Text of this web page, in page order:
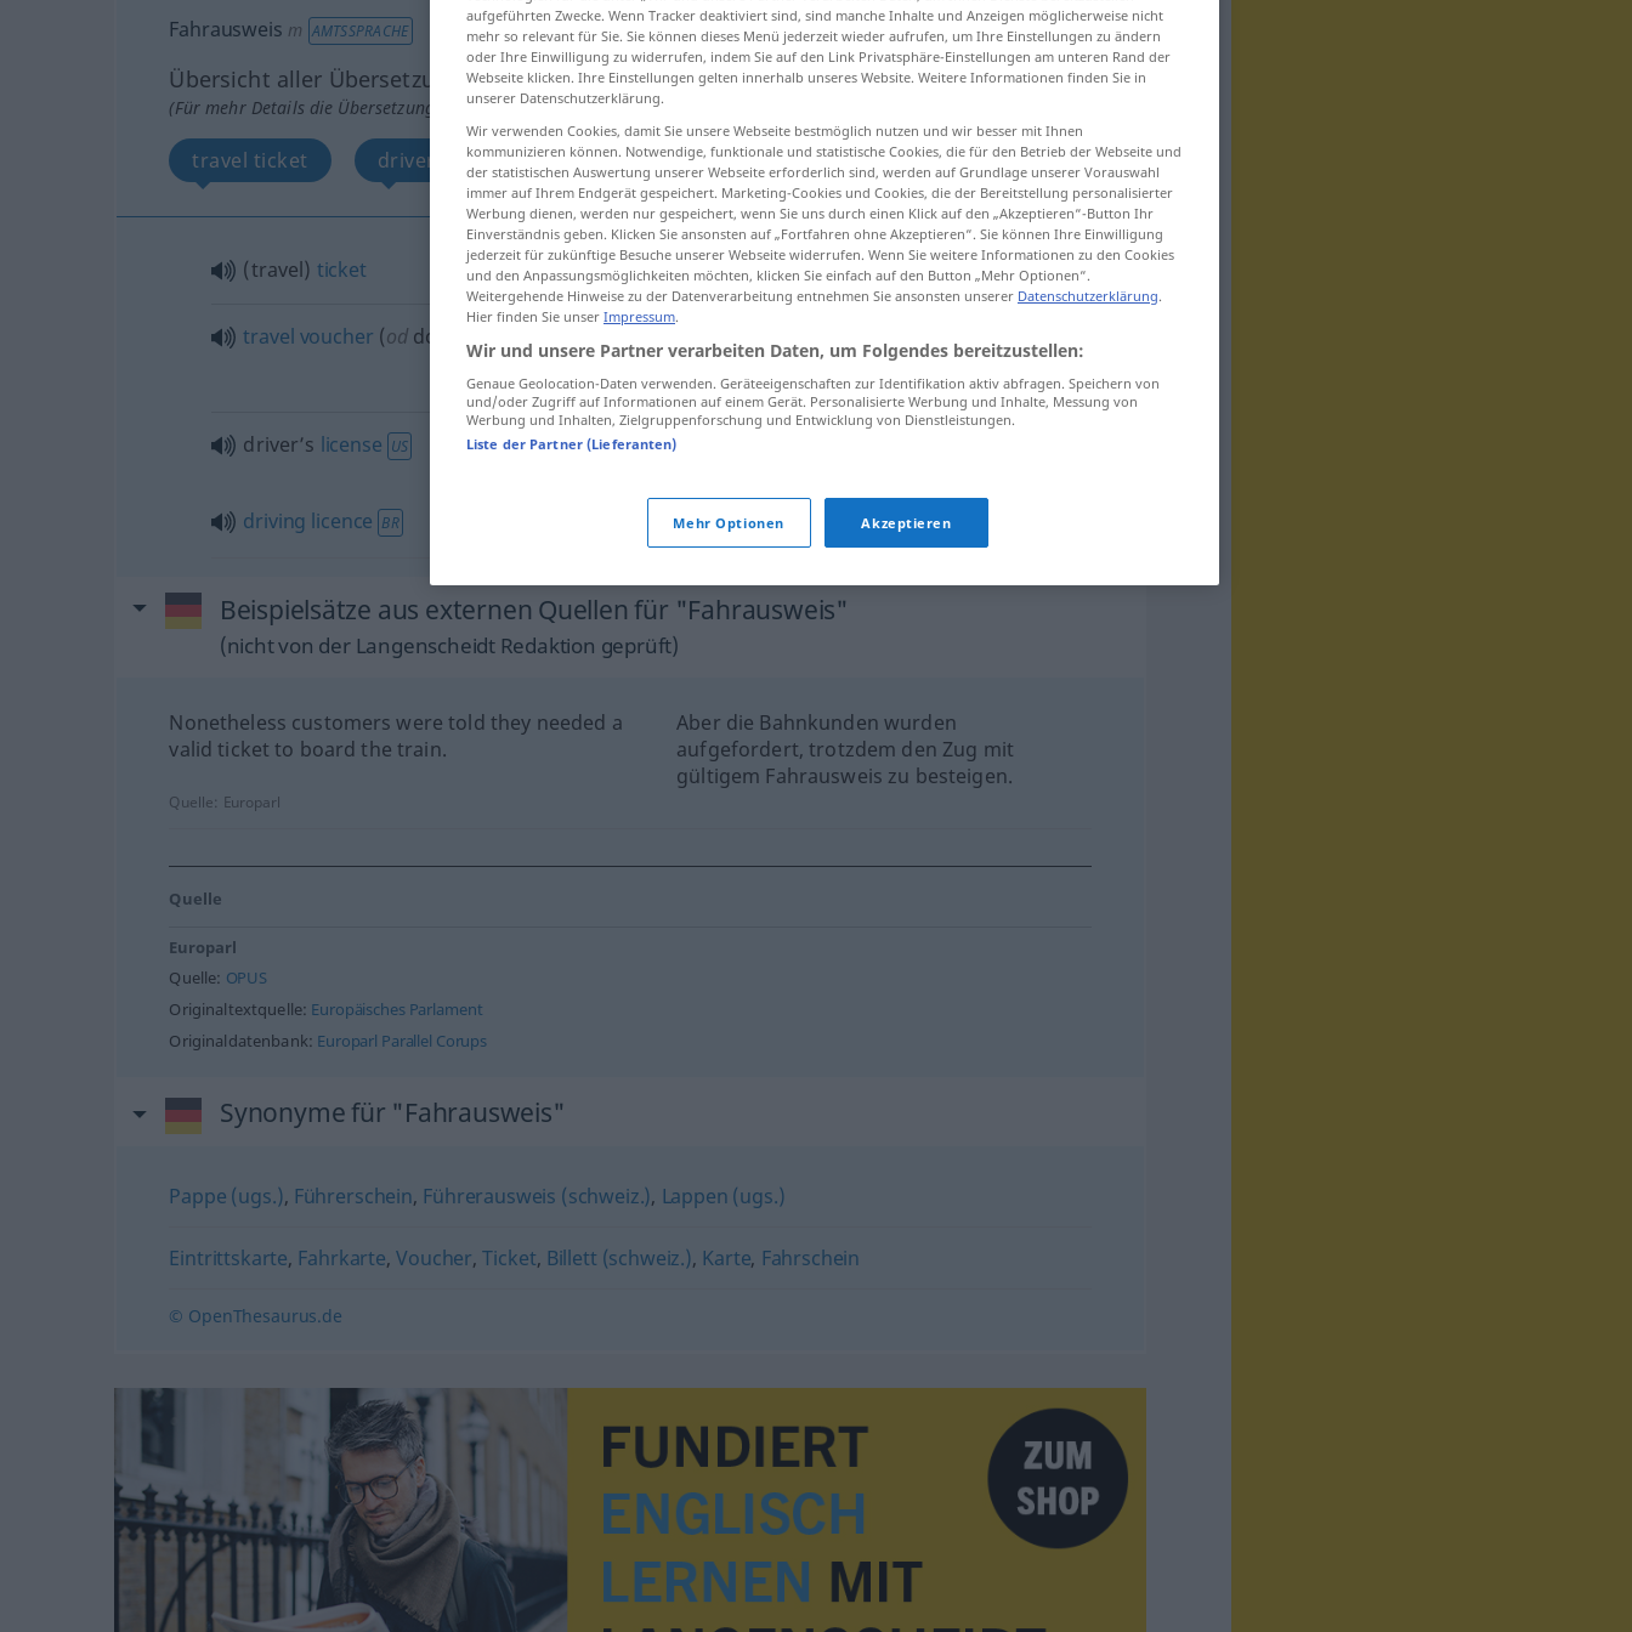
Fahrausweis m AMTSSPRACHE
Übersicht aller Übersetzungen
(Für mehr Details die Übersetzung anklicken/antippen)
travel ticket driver’s license, driving licence travel voucher
(travel) ticket FahrausweisFahrschein
travel voucher (od document)
Soldaten
driver’s license US
driving licence BR Fahrausweis
Beispielsätze aus externen Quellen für "Fahrausweis"
(nicht von der Langenscheidt Redaktion geprüft)
Nonetheless customers were told they needed a
valid ticket to board the train.
Aber die Bahnkunden wurden
aufgefordert, trotzdem den Zug mit
gültigem Fahrausweis zu besteigen.
Quelle: Europarl
Quelle
Europarl
Quelle: OPUS
Originaltextquelle: Europäisches Parlament
Originaldatenbank: Europarl Parallel Corups
Synonyme für "Fahrausweis"
Pappe (ugs.), Führerschein, Führerausweis (schweiz.), Lappen (ugs.)
Eintrittskarte, Fahrkarte,Voucher,Ticket, Billett (schweiz.), Karte, Fahrschein
© OpenThesaurus.de
aufgeführten Zwecke. Wenn Tracker deaktiviert sind, sind manche Inhalte und Anzeigen möglicherweise nicht
mehr so relevant für Sie. Sie können dieses Menü jederzeit wieder aufrufen, um Ihre Einstellungen zu ändern
oder Ihre Einwilligung zu widerrufen, indem Sie auf den Link Privatsphäre-Einstellungen am unteren Rand der
Webseite klicken. Ihre Einstellungen gelten innerhalb unseres Website. Weitere Informationen finden Sie in
unserer Datenschutzerklärung.
Wir verwenden Cookies, damit Sie unsere Webseite bestmöglich nutzen und wir besser mit Ihnen
kommunizieren können. Notwendige, funktionale und statistische Cookies, die für den Betrieb der Webseite und
der statistischen Auswertung unserer Webseite erforderlich sind, werden auf Grundlage unserer Vorauswahl
immer auf Ihrem Endgerät gespeichert. Marketing-Cookies und Cookies, die der Bereitstellung personalisierter
Werbung dienen, werden nur gespeichert, wenn Sie uns durch einen Klick auf den „Akzeptieren“-Button Ihr
Einverständnis geben. Klicken Sie ansonsten auf „Fortfahren ohne Akzeptieren“. Sie können Ihre Einwilligung
jederzeit für zukünftige Besuche unserer Webseite widerrufen. Wenn Sie weitere Informationen zu den Cookies
und den Anpassungsmöglichkeiten möchten, klicken Sie einfach auf den Button „Mehr Optionen“.
Weitergehende Hinweise zu der Datenverarbeitung entnehmen Sie ansonsten unserer Datenschutzerklärung.
Hier finden Sie unser Impressum.
Wir und unsere Partner verarbeiten Daten, um Folgendes bereitzustellen:
Genaue Geolocation-Daten verwenden. Geräteeigenschaften zur Identifikation aktiv abfragen. Speichern von
und/oder Zugriff auf Informationen auf einem Gerät. Personalisierte Werbung und Inhalte, Messung von
Werbung und Inhalten, Zielgruppenforschung und Entwicklung von Dienstleistungen.
Liste der Partner (Lieferanten)
Mehr Optionen Akzeptieren